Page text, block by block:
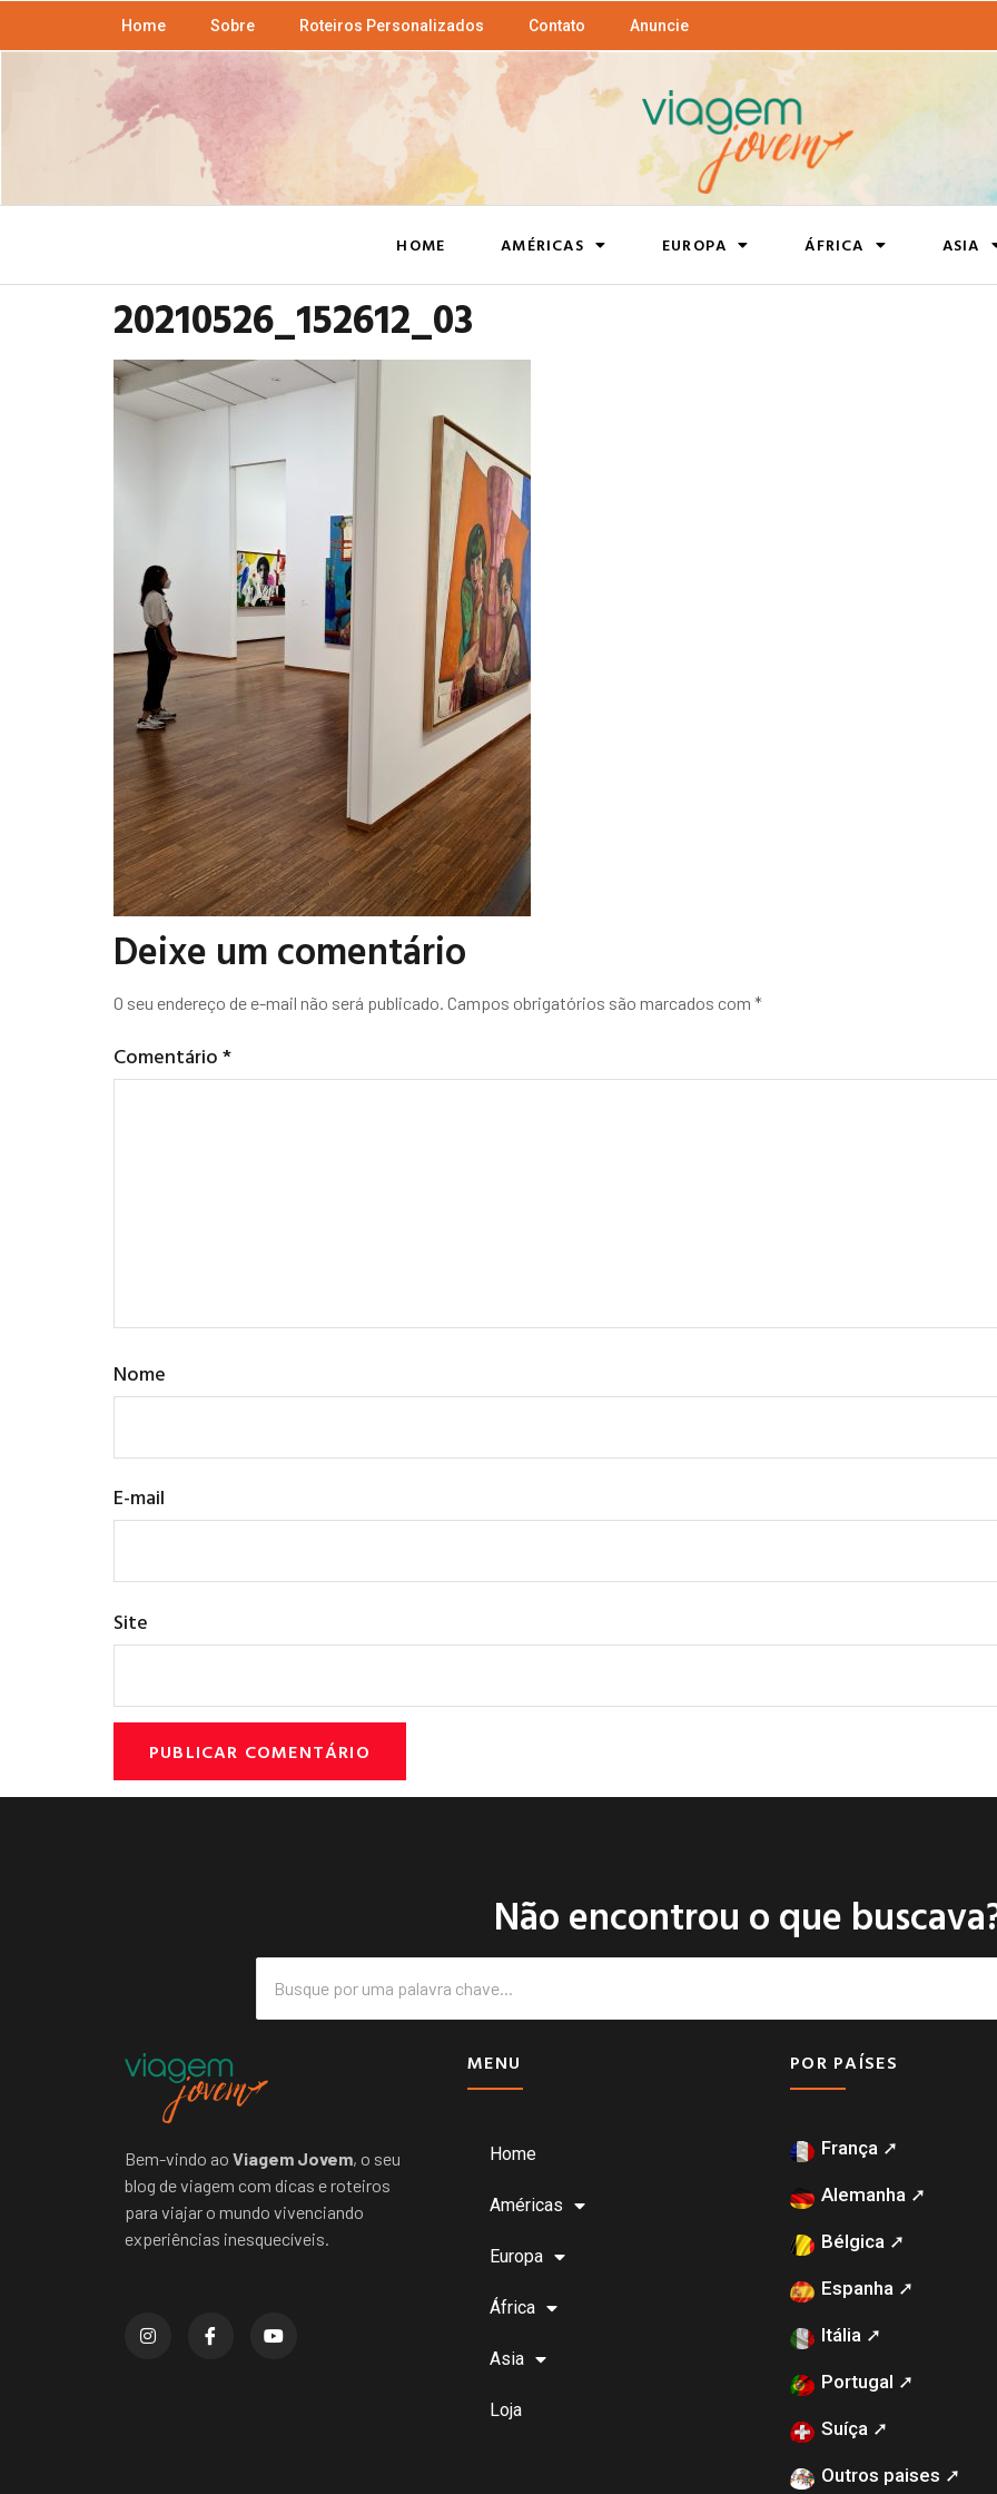
Home Sobre Roteiros Personalizados Contato Anuncie
HOME AMÉRICAS EUROPA ÁFRICA ASIA
20210526_152612_03
Deixe um comentário
O seu endereço de e-mail não será publicado. Campos obrigatórios são marcados com *
Comentário*
Nome
E-mail
Site
Não encontrou o que
Bem-vindo ao Viagem Jovem, o seu
blog de viagem com dicas e roteiros
para viajar o mundo vivenciando
experiências inesquecíveis.
MENU
Home
Américas
Europa
África
Asia
Loja
POR PAÍSES
França ➚
Alemanha ➚
Bélgica ➚
Espanha ➚
Itália ➚
Portugal ➚
Suíça ➚
Outros paises ➚